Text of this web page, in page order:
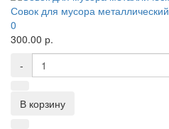
Совок для мусора металлический
0
300.00 р.
-
В корзину